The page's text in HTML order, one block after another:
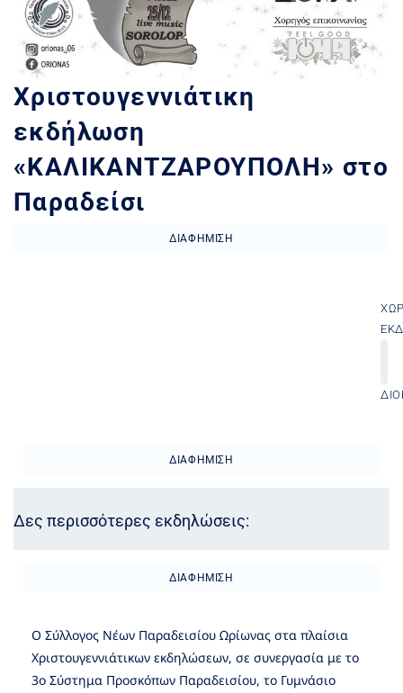
Χριστουγεννιάτικη
εκδήλωση
«ΚΑΛΙΚΑΝΤΖΑΡΟΥΠΟΛΗ» στο
Παραδείσι
ΔΙΑΦΉΜΙΣΗ
ΔΙΑΦΉΜΙΣΗ
Δες περισσότερες εκδηλώσεις:
ΔΙΑΦΉΜΙΣΗ
Ο Σύλλογος Νέων Παραδεισίου Ωρίωνας στα πλαίσια
Χριστουγεννιάτικων εκδηλώσεων, σε συνεργασία με το
3ο Σύστημα Προσκόπων Παραδεισίου, το Γυμνάσιο